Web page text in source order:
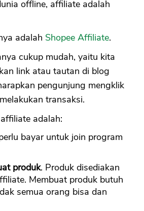
offline, affiliate adalah
adalah Shopee Affiliate.
cukup mudah, yaitu kita
link atau tautan di blog
pengunjung mengklik
transaksi.
adalah:
bayar untuk join program
produk. Produk disediakan
Membuat produk butuh
semua orang bisa dan